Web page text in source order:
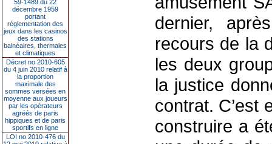
59-1489 du 22
décembre 1959
portant
réglementation des
jeux dans les casinos
des stations
balnéaires, thermales
et climatiques
Décret no 2010-605
du 4 juin 2010 relatif à
la proportion
maximale des
sommes versées en
moyenne aux joueurs
par les opérateurs
agréés de paris
hippiques et de paris
sportifs en ligne
LOI no 2010-476 du
dernier,
recours de la
les deux
la justice
contrat. C’est
construire a